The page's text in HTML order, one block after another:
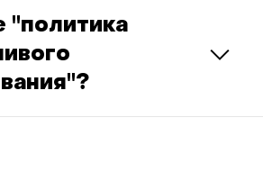
"политика